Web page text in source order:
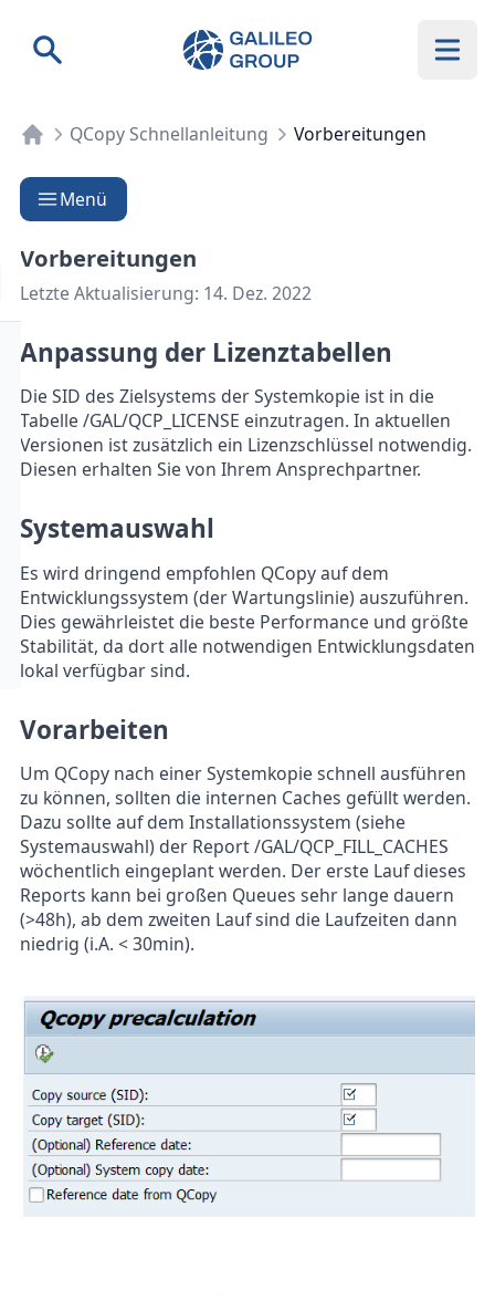
Suche Galileo Group AG
QCopy Schnellanleitung Vorbereitungen
Menü
Vorbereitungen
Letzte Aktualisierung: 14. Dez. 2022
Anpassung der Lizenztabellen
Die SID des Zielsystems der Systemkopie ist in die
Tabelle /GAL/QCP_LICENSE einzutragen. In aktuellen
Versionen ist zusätzlich ein Lizenzschlüssel notwendig.
Diesen erhalten Sie von Ihrem Ansprechpartner.
Systemauswahl
Es wird dringend empfohlen QCopy auf dem
Entwicklungssystem (der Wartungslinie) auszuführen.
Dies gewährleistet die beste Performance und größte
Stabilität, da dort alle notwendigen Entwicklungsdaten
lokal verfügbar sind.
Vorarbeiten
Um QCopy nach einer Systemkopie schnell ausführen
zu können, sollten die internen Caches gefüllt werden.
Dazu sollte auf dem Installationssystem (siehe
Systemauswahl) der Report /GAL/QCP_FILL_CACHES
wöchentlich eingeplant werden. Der erste Lauf dieses
Reports kann bei großen Queues sehr lange dauern
(>48h), ab dem zweiten Lauf sind die Laufzeiten dann
niedrig (i.A. < 30min).